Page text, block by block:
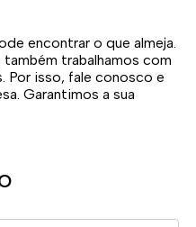
encontrar o que almeja.
trabalhamos com
Por isso, fale conosco e
Garantimos a sua